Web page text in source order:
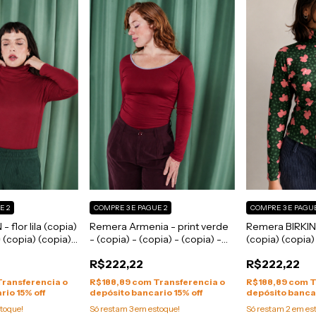
- flor lila (copia)
(copia)
- (copia) -
- (copia) -
- (copia)
2
o
15% off
Remera Armenia - print verde
- (copia) - (copia) - (copia) -
R$222,22
COMPRE 3 E PAGUE 2
R$188,89 com Transferencia o
depósito bancario 15% off
Só restam 3em estoque!
Remera
(copia)
(copia) -
(copia) -
(copia) -
R$222,22
COMPRE 3 E
R$188,89 com
depósito
Só restam2em